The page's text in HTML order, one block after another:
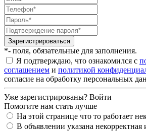
Зарегистрироваться
*- поля, обязательные для заполнения.
Я подтверждаю, что ознакомился с
соглашением и политикой
согласие на обработку персональных
Уже зарегистрированы? Войти
Помогите нам стать лучше
На этой странице что то работает
В объявлении указана